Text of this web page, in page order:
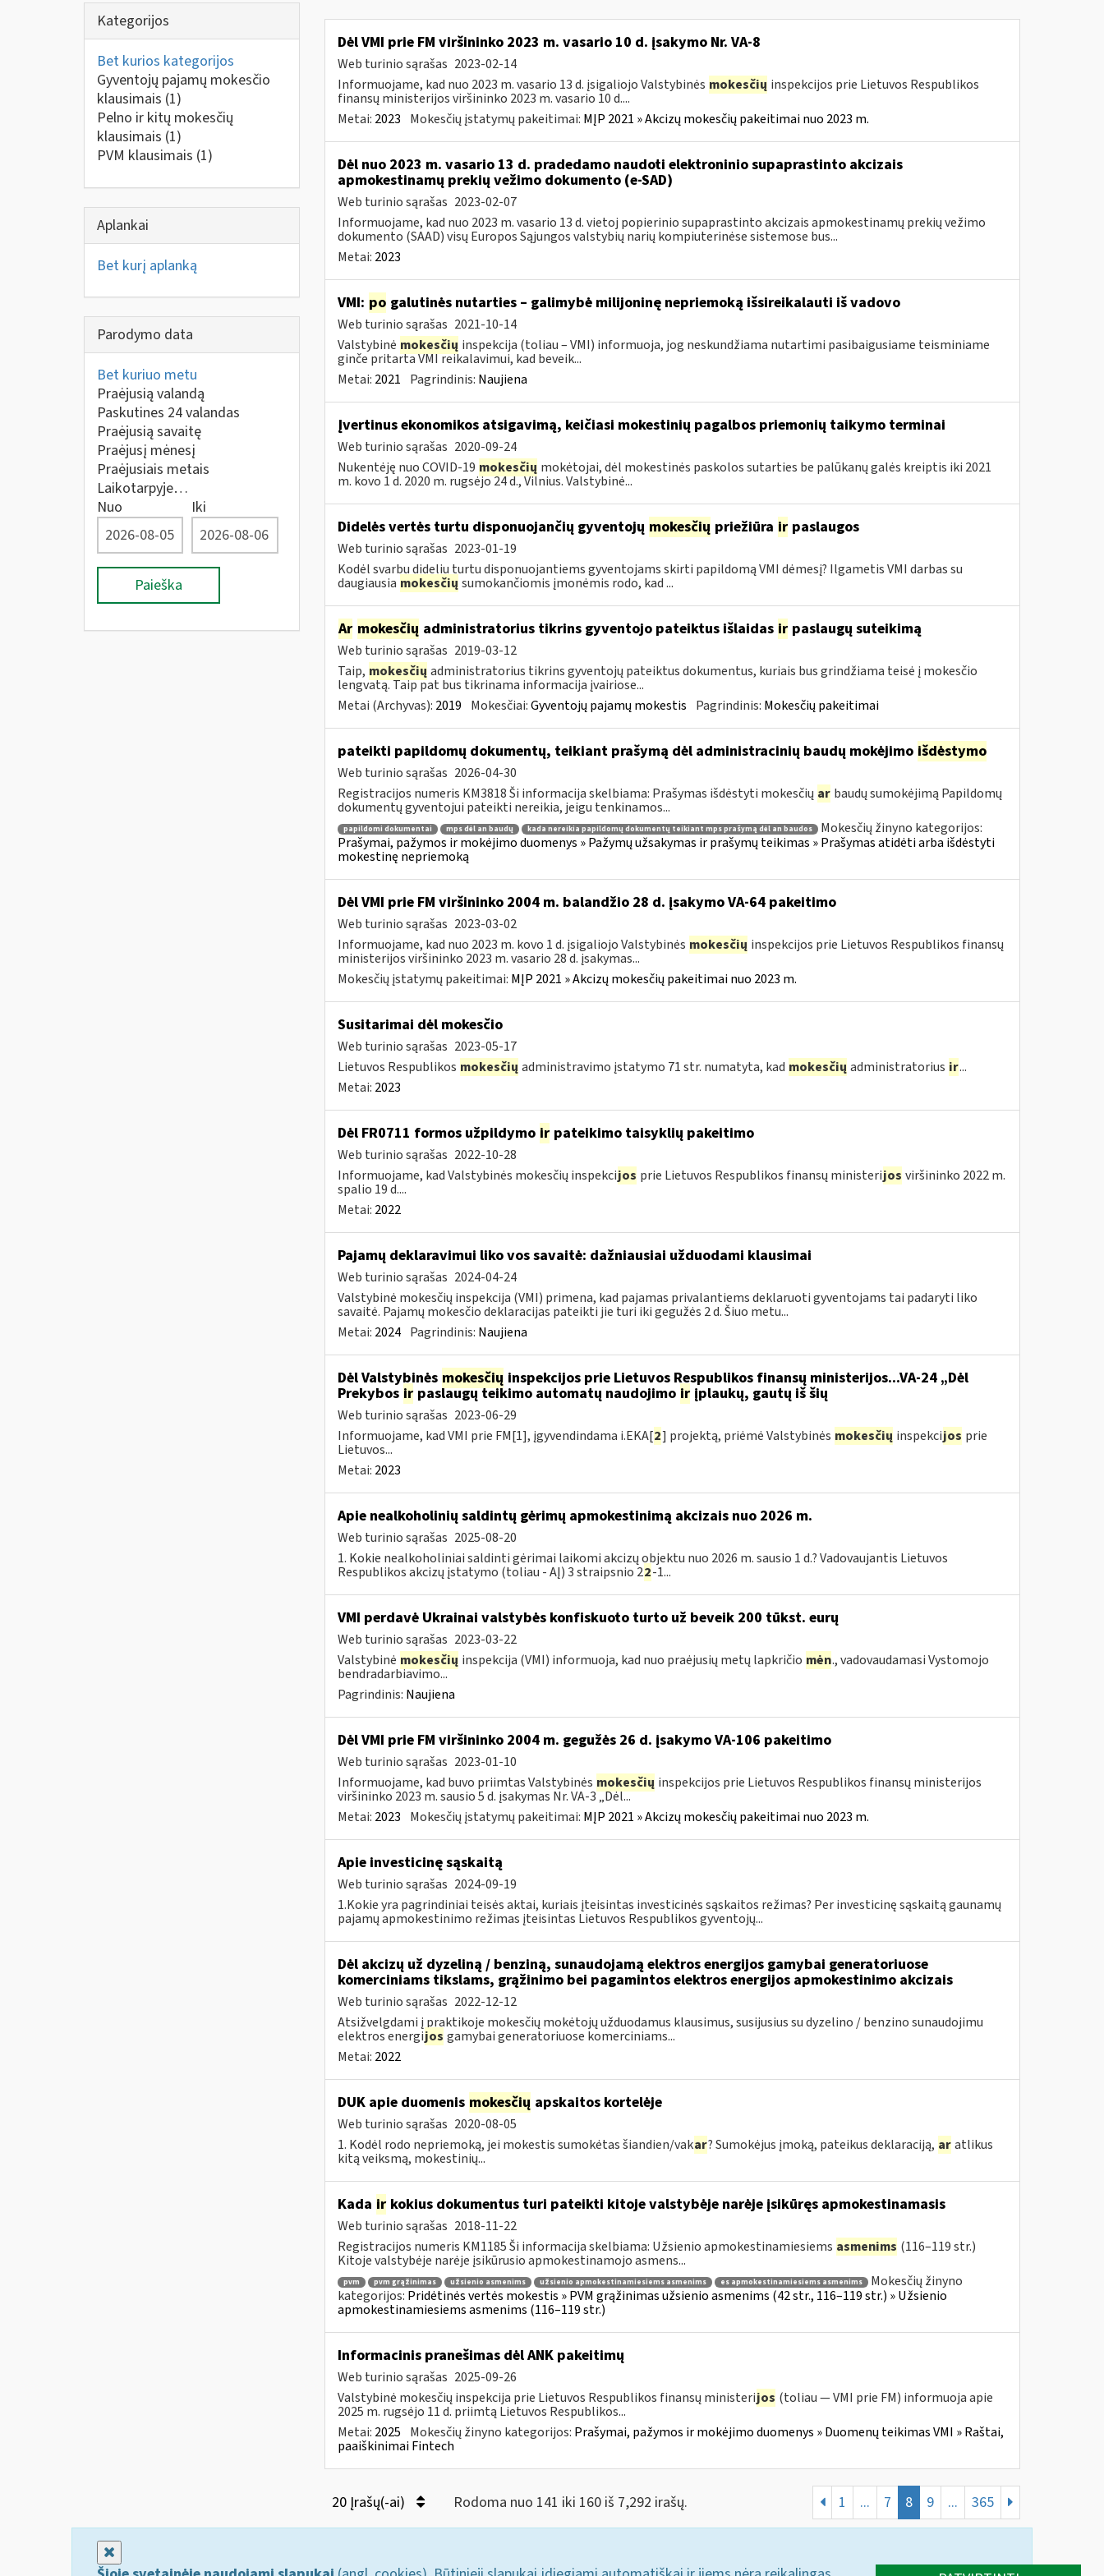
Kategorijos
Bet kurios kategorijos
Gyventojų pajamų mokesčio
klausimais (1)
Pelno ir kitų mokesčių
klausimais (1)
PVM klausimais (1)
Aplankai
Bet kurį aplanką
Parodymo data
Bet kuriuo metu
Praėjusią valandą
Paskutines 24 valandas
Praėjusią savaitę
Praėjusį mėnesį
Praėjusiais metais
Laikotarpyje…
Nuo
Iki
Paieška
Dėl VMI prie FM viršininko 2023 m. vasario 10 d. įsakymo Nr. VA-8
Web turinio sąrašas 2023-02-14
Informuojame, kad nuo 2023 m. vasario 13 d. įsigaliojo Valstybinės mokesčių inspekcijos prie Lietuvos Respublikos
finansų ministerijos viršininko 2023 m. vasario 10 d....
Metai: 2023 Mokesčių įstatymų pakeitimai: MĮP 2021 » Akcizų mokesčių pakeitimai nuo 2023 m.
Dėl nuo 2023 m. vasario 13 d. pradedamo naudoti elektroninio supaprastinto akcizais
apmokestinamų prekių vežimo dokumento (e-SAD)
Web turinio sąrašas 2023-02-07
Informuojame, kad nuo 2023 m. vasario 13 d. vietoj popierinio supaprastinto akcizais apmokestinamų prekių vežimo
dokumento (SAAD) visų Europos Sąjungos valstybių narių kompiuterinėse sistemose bus...
Metai: 2023
VMI: po galutinės nutarties – galimybė milijoninę nepriemoką išsireikalauti iš vadovo
Web turinio sąrašas 2021-10-14
Valstybinė mokesčių inspekcija (toliau – VMI) informuoja, jog neskundžiama nutartimi pasibaigusiame teisminiame
ginče pritarta VMI reikalavimui, kad beveik...
Metai: 2021 Pagrindinis: Naujiena
Įvertinus ekonomikos atsigavimą, keičiasi mokestinių pagalbos priemonių taikymo terminai
Web turinio sąrašas 2020-09-24
Nukentėję nuo COVID-19 mokesčių mokėtojai, dėl mokestinės paskolos sutarties be palūkanų galės kreiptis iki 2021
m. kovo 1 d. 2020 m. rugsėjo 24 d., Vilnius. Valstybinė...
Didelės vertės turtu disponuojančių gyventojų mokesčių priežiūra irpaslaugos
Web turinio sąrašas 2023-01-19
Kodėl svarbu dideliu turtu disponuojantiems gyventojams skirti papildomą VMI dėmesį? Ilgametis VMI darbas su
daugiausia mokesčių sumokančiomis įmonėmis rodo, kad ...
Ar mokesčių administratorius tikrins gyventojo pateiktus išlaidas irpaslaugų suteikimą
Web turinio sąrašas 2019-03-12
Taip, mokesčių administratorius tikrins gyventojų pateiktus dokumentus, kuriais bus grindžiama teisė į mokesčio
lengvatą. Taip pat bus tikrinama informacija įvairiose...
Metai (Archyvas): 2019 Mokesčiai:Gyventojų pajamų mokestis Pagrindinis: Mokesčių pakeitimai
pateikti papildomų dokumentų, teikiant prašymą dėl administracinių baudų mokėjimo išdėstymo
Web turinio sąrašas 2026-04-30
Registracijos numeris KM3818 Ši informacija skelbiama: Prašymas išdėstyti mokesčių ar baudų sumokėjimą Papildomų
dokumentų gyventojui pateikti nereikia, jeigu tenkinamos...
papildomi dokumentai mps dėl an baudų kada nereikia papildomų dokumentų teikiant mps prašymą dėl an baudos
Mokesčių žinyno kategorijos:
Prašymai, pažymos ir mokėjimo duomenys » Pažymų užsakymas ir prašymų teikimas » Prašymas atidėti arba išdėstyti
mokestinę nepriemoką
Dėl VMI prie FM viršininko 2004 m. balandžio 28 d. įsakymo VA-64 pakeitimo
Web turinio sąrašas 2023-03-02
Informuojame, kad nuo 2023 m. kovo 1 d. įsigaliojo Valstybinės mokesčių inspekcijos prie Lietuvos Respublikos finansų
ministerijos viršininko 2023 m. vasario 28 d. įsakymas...
Mokesčių įstatymų pakeitimai: MĮP 2021 » Akcizų mokesčių pakeitimai nuo 2023 m.
Susitarimai dėl mokesčio
Web turinio sąrašas 2023-05-17
Lietuvos Respublikos mokesčių administravimo įstatymo 71 str. numatyta, kad mokesčių administratorius ir...
Metai: 2023
Dėl FR0711 formos užpildymo irpateikimo taisyklių pakeitimo
Web turinio sąrašas 2022-10-28
Informuojame, kad Valstybinės mokesčių inspekcijos prie Lietuvos Respublikos finansų ministerijos viršininko 2022 m.
spalio 19 d....
Metai: 2022
Pajamų deklaravimui liko vos savaitė: dažniausiai užduodami klausimai
Web turinio sąrašas 2024-04-24
Valstybinė mokesčių inspekcija (VMI) primena, kad pajamas privalantiems deklaruoti gyventojams tai padaryti liko
savaitė. Pajamų mokesčio deklaracijas pateikti jie turi iki gegužės 2 d. Šiuo metu...
Metai: 2024 Pagrindinis: Naujiena
Dėl Valstybinės mokesčių inspekcijos prie Lietuvos Respublikos finansų ministerijos...VA-24 „Dėl
Prekybos irpaslaugų teikimo automatų naudojimo irįplaukų, gautų iš šių
Web turinio sąrašas 2023-06-29
Informuojame, kad VMI prie FM[1], įgyvendindama i.EKA[2] projektą, priėmė Valstybinės mokesčių inspekcijos prie
Lietuvos...
Metai: 2023
Apie nealkoholinių saldintų gėrimų apmokestinimą akcizais nuo 2026 m.
Web turinio sąrašas 2025-08-20
1. Kokie nealkoholiniai saldinti gėrimai laikomi akcizų objektu nuo 2026 m. sausio 1 d.? Vadovaujantis Lietuvos
Respublikos akcizų įstatymo (toliau - AĮ) 3 straipsnio 22-1...
VMI perdavė Ukrainai valstybės konfiskuoto turto už beveik 200 tūkst. eurų
Web turinio sąrašas 2023-03-22
Valstybinė mokesčių inspekcija (VMI) informuoja, kad nuo praėjusių metų lapkričio mėn., vadovaudamasi Vystomojo
bendradarbiavimo...
Pagrindinis: Naujiena
Dėl VMI prie FM viršininko 2004 m. gegužės 26 d. įsakymo VA-106 pakeitimo
Web turinio sąrašas 2023-01-10
Informuojame, kad buvo priimtas Valstybinės mokesčių inspekcijos prie Lietuvos Respublikos finansų ministerijos
viršininko 2023 m. sausio 5 d. įsakymas Nr. VA-3 „Dėl...
Metai: 2023 Mokesčių įstatymų pakeitimai: MĮP 2021 » Akcizų mokesčių pakeitimai nuo 2023 m.
Apie investicinę sąskaitą
Web turinio sąrašas 2024-09-19
1.Kokie yra pagrindiniai teisės aktai, kuriais įteisintas investicinės sąskaitos režimas? Per investicinę sąskaitą gaunamų
pajamų apmokestinimo režimas įteisintas Lietuvos Respublikos gyventojų...
Dėl akcizų už dyzeliną / benziną, sunaudojamą elektros energijos gamybai generatoriuose
komerciniams tikslams, grąžinimo bei pagamintos elektros energijos apmokestinimo akcizais
Web turinio sąrašas 2022-12-12
Atsižvelgdami į praktikoje mokesčių mokėtojų užduodamus klausimus, susijusius su dyzelino / benzino sunaudojimu
elektros energijos gamybai generatoriuose komerciniams...
Metai: 2022
DUK apie duomenis mokesčių apskaitos kortelėje
Web turinio sąrašas 2020-08-05
1. Kodėl rodo nepriemoką, jei mokestis sumokėtas šiandien/vakar? Sumokėjus įmoką, pateikus deklaraciją, ar atlikus
kitą veiksmą, mokestinių...
Kada irkokius dokumentus turi pateikti kitoje valstybėje narėje įsikūręs apmokestinamasis
Web turinio sąrašas 2018-11-22
Registracijos numeris KM1185 Ši informacija skelbiama: Užsienio apmokestinamiesiems asmenims (116–119 str.)
Kitoje valstybėje narėje įsikūrusio apmokestinamojo asmens...
pvm pvm grąžinimas užsienio asmenims užsienio apmokestinamiesiems asmenims es apmokestinamiesiems asmenims
Mokesčių žinyno
kategorijos: Pridėtinės vertės mokestis » PVM grąžinimas užsienio asmenims (42 str., 116–119 str.) » Užsienio
apmokestinamiesiems asmenims (116–119 str.)
Informacinis pranešimas dėl ANK pakeitimų
Web turinio sąrašas 2025-09-26
Valstybinė mokesčių inspekcija prie Lietuvos Respublikos finansų ministerijos (toliau — VMI prie FM) informuoja apie
2025 m. rugsėjo 11 d. priimtą Lietuvos Respublikos...
Metai: 2025 Mokesčių žinyno kategorijos: Prašymai, pažymos ir mokėjimo duomenys » Duomenų teikimas VMI » Raštai,
paaiškinimai Fintech
20 Įrašų(-ai) Rodoma nuo 141 iki 160 iš 7,292 irašų. 1 ... 7 8 9 ... 365